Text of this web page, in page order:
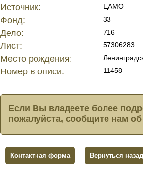
Источник: ЦАМО
Фонд: 33
Дело: 716
Лист: 57306283
Место рождения:
Номер в описи: 11458
Если Вы владеете более
пожалуйста, сообщите нам
Контактная форма Вернуться назад